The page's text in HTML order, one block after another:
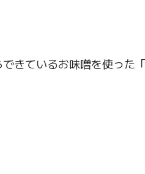
きているお味噌を使った